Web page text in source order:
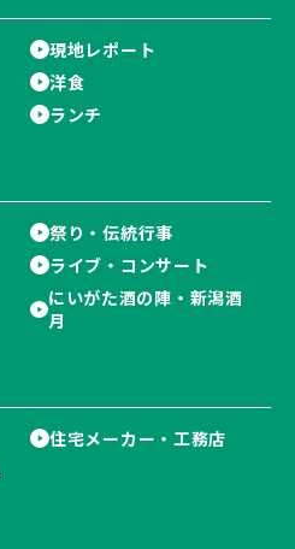
現地レポート
洋食
ランチ
祭り・伝統行事
ライブ・コンサート
にいがた酒の陣・新潟酒
月
住宅メーカー・工務店